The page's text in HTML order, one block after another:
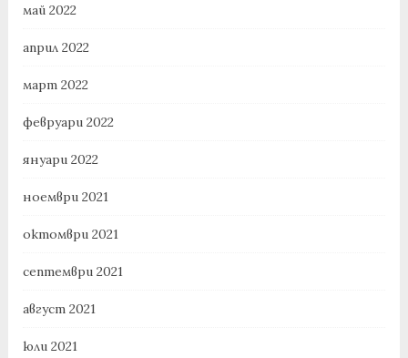
май 2022
април 2022
март 2022
февруари 2022
януари 2022
ноември 2021
октомври 2021
септември 2021
август 2021
юли 2021